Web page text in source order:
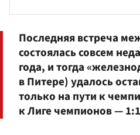
Последняя встреча
состоялась совсем
года, и тогда
в Питере) удалось
только на пути к
к Лиге чемпионов —